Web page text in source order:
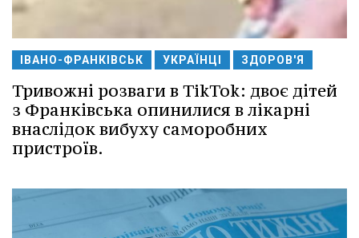
ІВАНО-ФРАНКІВСЬК УКРАЇНЦІ ЗДОРОВ'Я
Тривожні розваги в TikTok: двоє дітей
з Франківська опинилися в лікарні
внаслідок вибуху саморобних
пристроїв.